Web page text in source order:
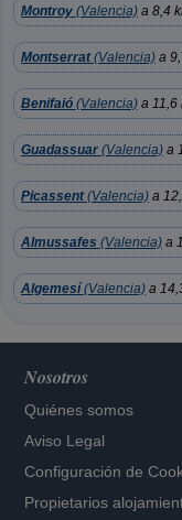
Montroy (Valencia) a 8,4
Montserrat(Valencia) a
Benifaió (Valencia) a 11,6
Guadassuar (Valencia) a
Picassent(Valencia) a
Almussafes (Valencia) a
Algemesí (Valencia) a
Nosotros
Quiénes somos
Aviso Legal
Configuración de
Propietarios